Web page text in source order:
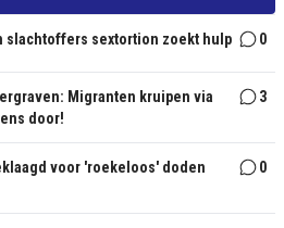
slachtoffers sextortion zoekt hulp 0
Migranten kruipen via
door!
3
voor 'roekeloos' doden
0